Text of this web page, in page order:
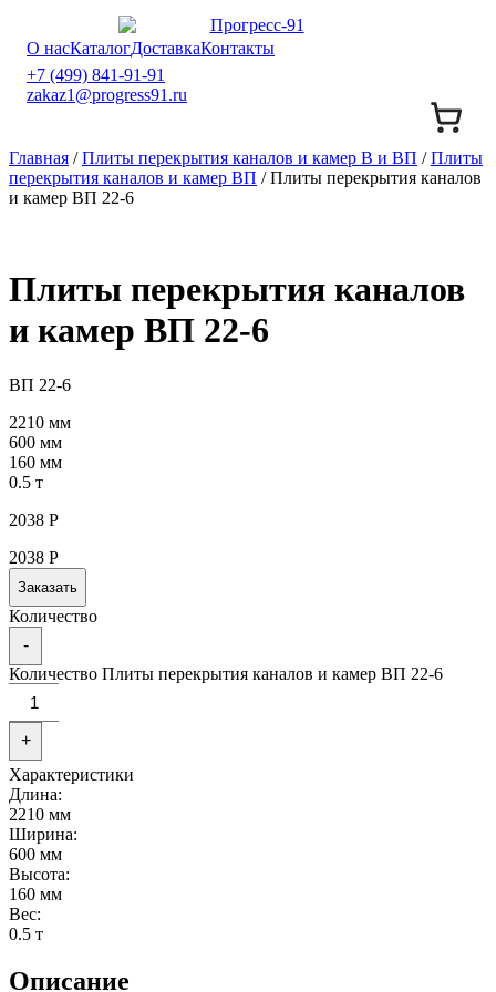
О насКаталогДоставкаКонтакты
+7 (499) 841-91-91
zakaz1@progress91.ru
Главная /Плиты перекрытия каналов и камер В и ВП /Плиты
перекрытия каналов и камер ВП / Плиты перекрытия каналов
и камер ВП 22-6
Плиты перекрытия каналов
и камер ВП 22-6
ВП 22-6
2210 мм
600 мм
160 мм
0.5 т
2038 Р
2038 Р
Заказать
Количество
-
Количество Плиты перекрытия каналов и камер ВП 22-6
+
Характеристики
Длина:
2210 мм
Ширина:
600 мм
Высота:
160 мм
Вес:
0.5 т
Описание